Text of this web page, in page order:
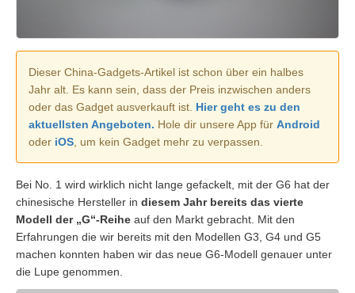
Dieser China-Gadgets-Artikel ist schon über ein halbes
Jahr alt. Es kann sein, dass der Preis inzwischen anders
oder das Gadget ausverkauft ist. Hier geht es zu den
aktuellsten Angeboten. Hole dir unsere App für Android
oder iOS , um kein Gadget mehr zu verpassen.
Bei No. 1 wird wirklich nicht lange gefackelt, mit der G6 hat der
chinesische Hersteller in diesem Jahr bereits das vierte
Modell der „G“-Reihe auf den Markt gebracht. Mit den
Erfahrungen die wir bereits mit den Modellen G3, G4 und G5
machen konnten haben wir das neue G6-Modell genauer unter
die Lupe genommen.